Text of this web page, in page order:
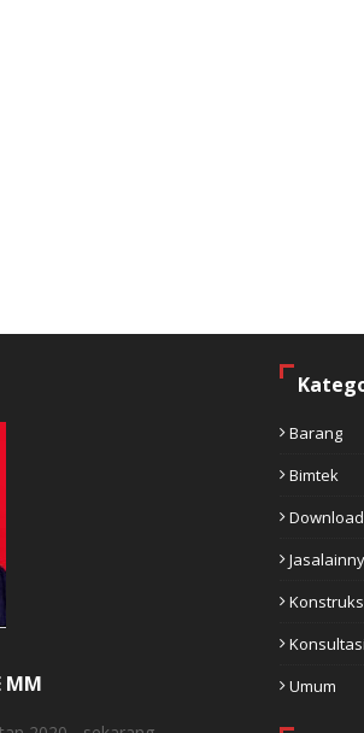
MM
Barang
Bimtek
Download
Konsultasi
Umum